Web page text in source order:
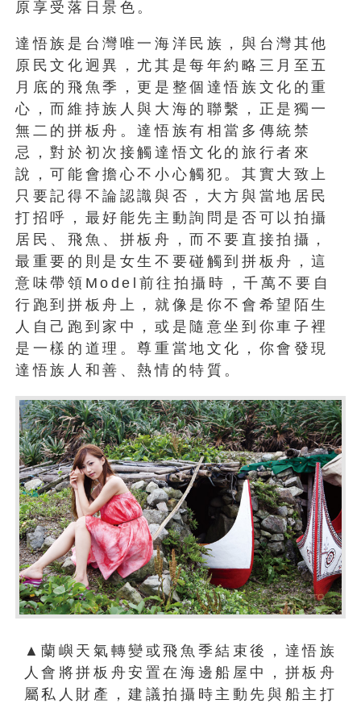
原享受落日景色。
達悟族是台灣唯一海洋民族，與台灣其他
原民文化迥異，尤其是每年約略三月至五
月底的飛魚季，更是整個達悟族文化的重
心，而維持族人與大海的聯繫，正是獨一
無二的拼板舟。達悟族有相當多傳統禁
忌，對於初次接觸達悟文化的旅行者來
說，可能會擔心不小心觸犯。其實大致上
只要記得不論認識與否，大方與當地居民
打招呼，最好能先主動詢問是否可以拍攝
居民、飛魚、拼板舟，而不要直接拍攝，
最重要的則是女生不要碰觸到拼板舟，這
意味帶領Model前往拍攝時，千萬不要自
行跑到拼板舟上，就像是你不會希望陌生
人自己跑到家中，或是隨意坐到你車子裡
是一樣的道理。尊重當地文化，你會發現
達悟族人和善、熱情的特質。
▲蘭嶼天氣轉變或飛魚季結束後，達悟族
人會將拼板舟安置在海邊船屋中，拼板舟
屬私人財產，建議拍攝時主動先與船主打